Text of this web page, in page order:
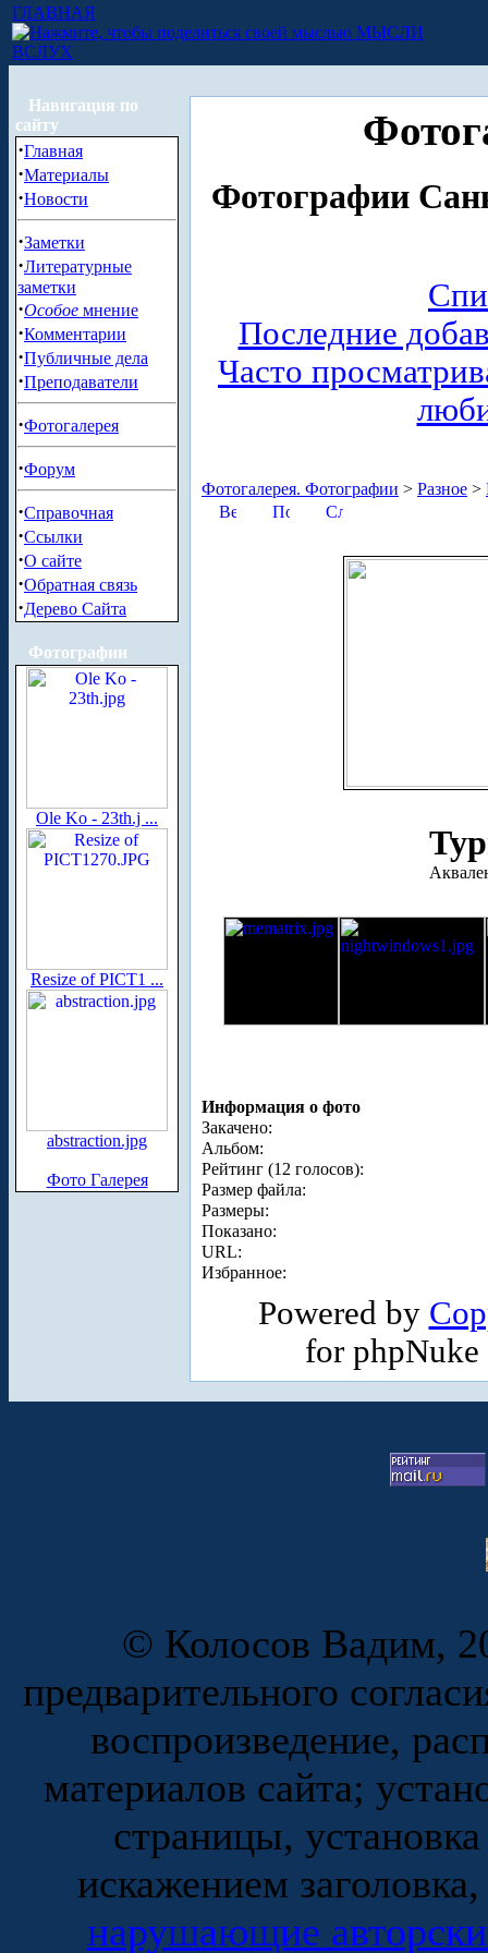
ГЛАВНАЯ
МЫСЛИ
ВСЛУХ
Навигация по
сайту
·Главная
·Материалы
·Новости
·Заметки
·Литературные
заметки
·Особое мнение
·Комментарии
·Публичные дела
·Преподаватели
·Фотогалерея
·Форум
·Справочная
·Ссылки
·О сайте
·Обратная связь
·Дерево Сайта
Фотографии
Ole Ko - 23th.j ...
Resize of PICT1 ...
abstraction.jpg
Фото Галерея
Фотографии
Последние
Часто
Фотогалерея. Фотографии > Разное >
Информация о фото
Закачено:
Альбом:
Рейтинг (12 голосов):
Размер файла:
Размеры:
Показано:
URL:
Избранное:
Powered by
for
© Колосов Вадим,
предварительного
воспроизведение,
материалов сайта;
страницы,
искажением
нарушающие